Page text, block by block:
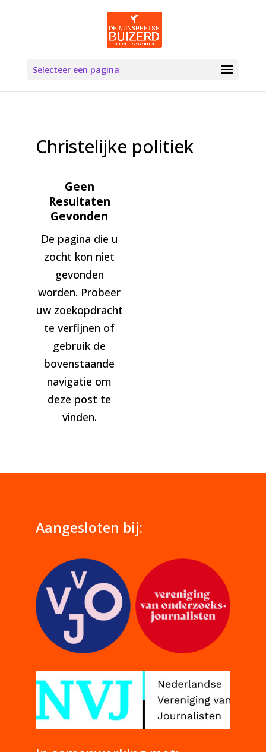
Selecteer een pagina
Christelijke politiek
Geen
Resultaten
Gevonden
De pagina die u
zocht kon niet
gevonden
worden. Probeer
uw zoekopdracht
te verfijnen of
gebruik de
bovenstaande
navigatie om
deze post te
vinden.
Aangesloten bij: